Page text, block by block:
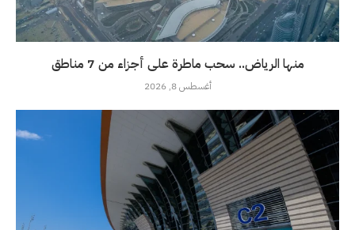
منها الرياض.. سحب ماطرة على أجزاء من 7 مناطق
أغسطس 8, 2026